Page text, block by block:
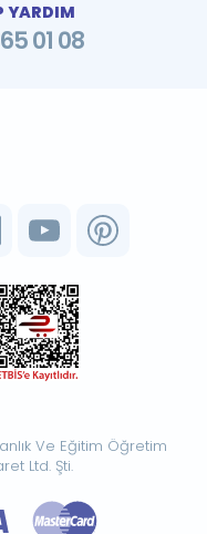
YARDIM
01 08
Ve Eğitim Öğretim
Ltd. Şti.